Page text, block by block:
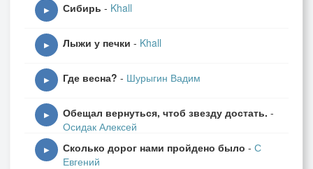
▶ Сибирь - Khall
▶ Лыжи у печки - Khall
▶ Где весна? - Шурыгин Вадим
▶ Обещал вернуться, чтоб звезду достать. -
Осидак Алексей
▶ Сколько дорог нами пройдено было - С
Евгений